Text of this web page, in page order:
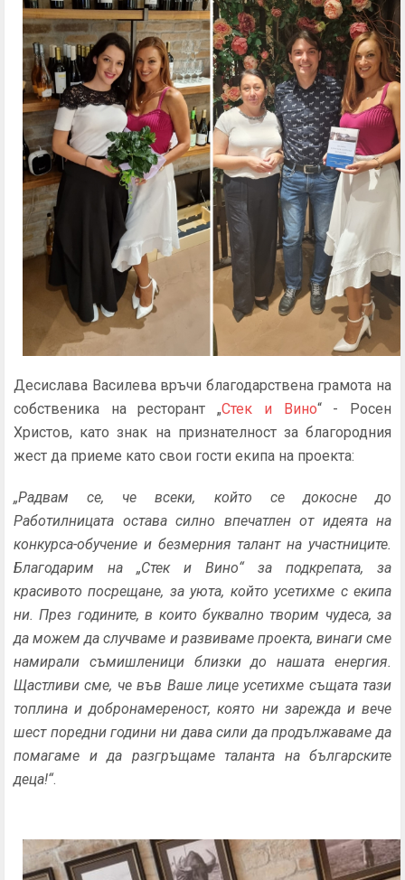
Десислава Василева връчи благодарствена грамота на
собственика на ресторант „Стек и Вино“ - Росен
Христов, като знак на признателност за благородния
жест да приеме като свои гости екипа на проекта:
„Радвам се, че всеки, който се докосне до
Работилницата остава силно впечатлен от идеята на
конкурса-обучение и безмерния талант на участниците.
Благодарим на „Стек и Вино“ за подкрепата, за
красивото посрещане, за уюта, който усетихме с екипа
ни. През годините, в които буквално творим чудеса, за
да можем да случваме и развиваме проекта, винаги сме
намирали съмишленици близки до нашата енергия.
Щастливи сме, че във Ваше лице усетихме същата тази
топлина и добронамереност, която ни зарежда и вече
шест поредни години ни дава сили да продължаваме да
помагаме и да разгръщаме таланта на българските
деца!“.